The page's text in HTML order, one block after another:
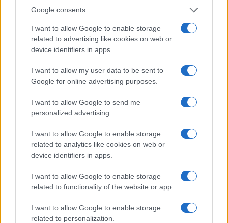
Google consents
I want to allow Google to enable storage
related to advertising like cookies on web or
device identifiers in apps.
I want to allow my user data to be sent to
Google for online advertising purposes.
I want to allow Google to send me
personalized advertising.
I want to allow Google to enable storage
related to analytics like cookies on web or
device identifiers in apps.
I want to allow Google to enable storage
related to functionality of the website or app.
I want to allow Google to enable storage
related to personalization.
Scopri Rocca San Giovanni, il borgo abruzzese tra
mare e storia
OFFERTE&CONSIGLI